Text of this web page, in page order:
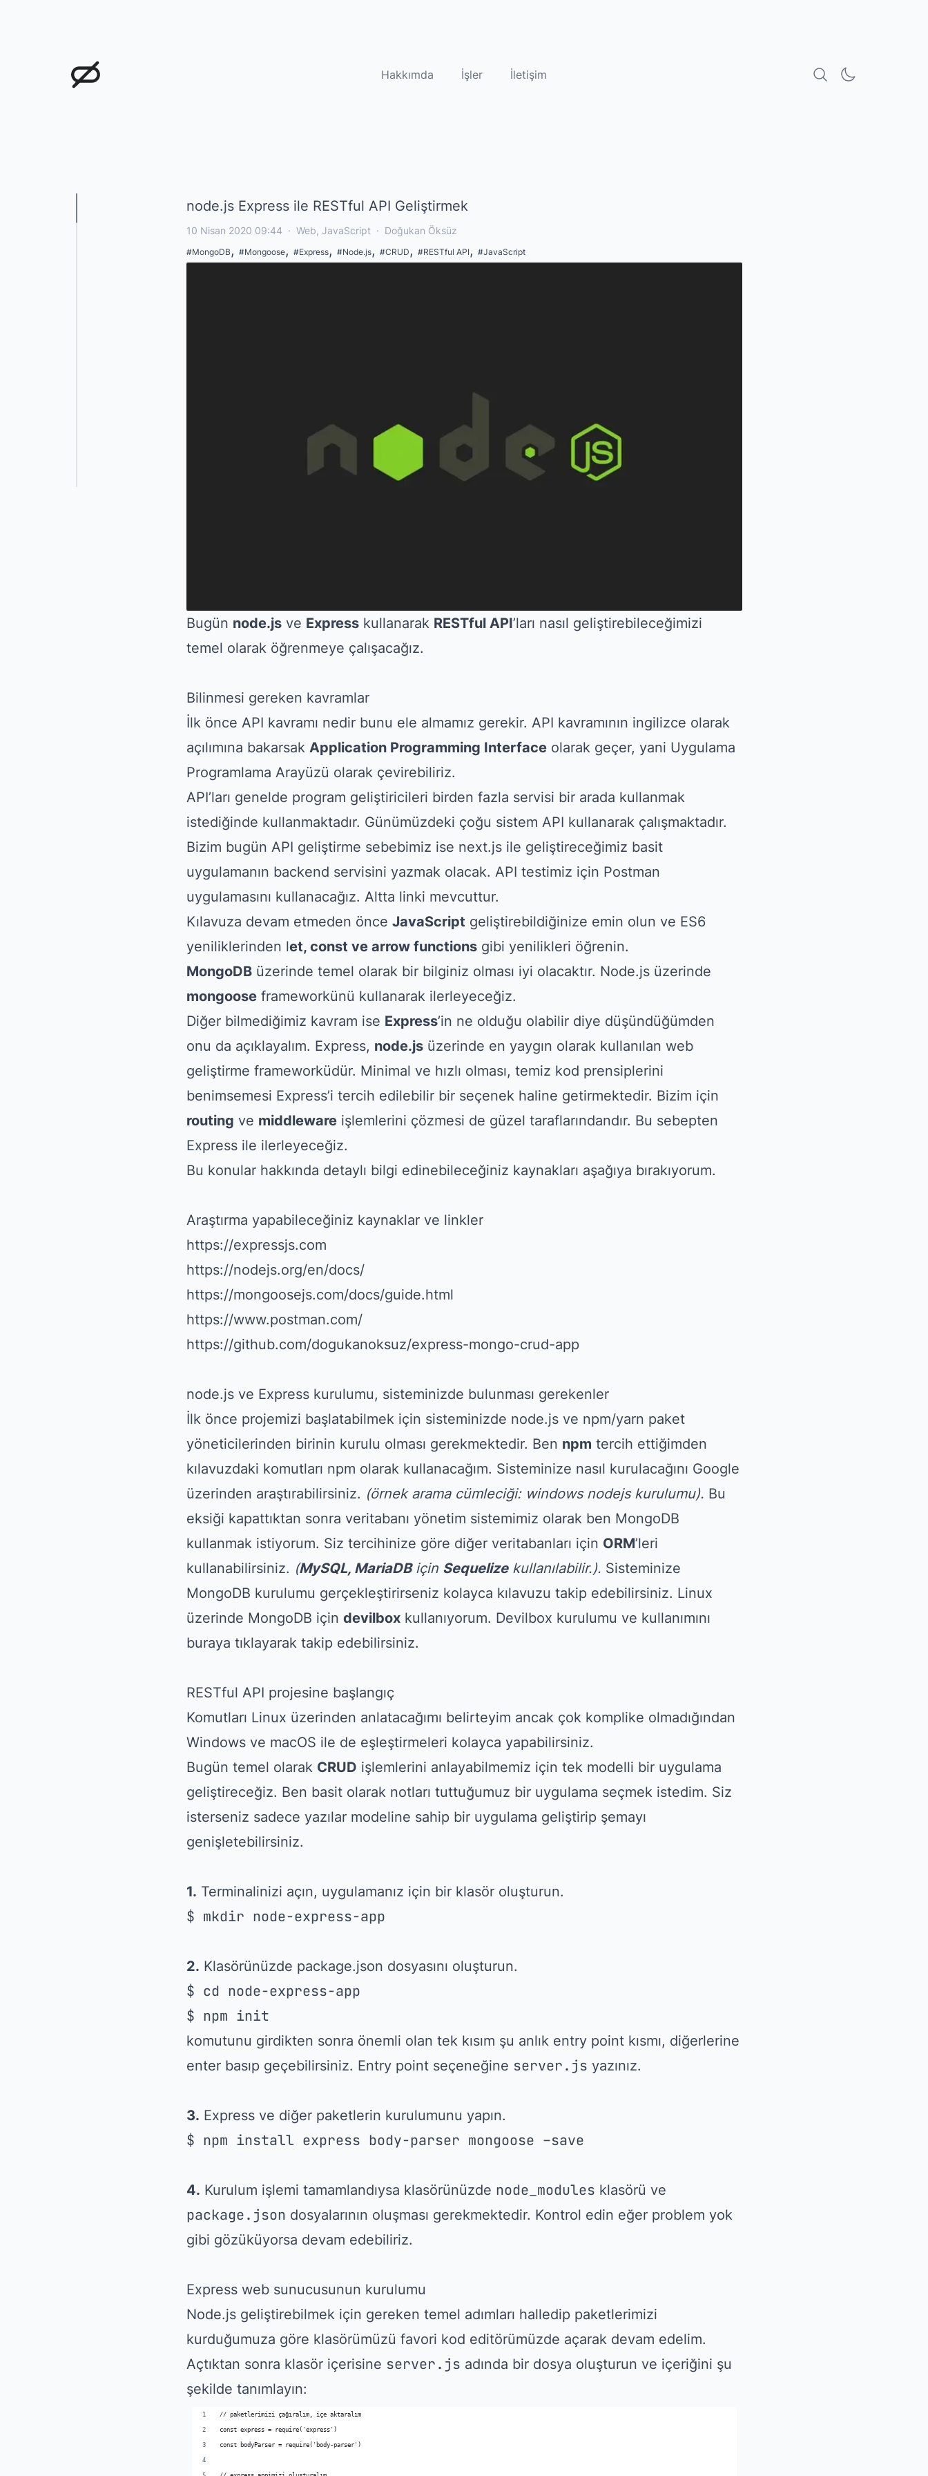
Doğukan Öksüz
Hakkımda
İşler İletişim
node.js Express ile RESTful API Geliştirmek
10 Nisan 2020 09:44 · Web, JavaScript · Doğukan Öksüz
#MongoDB , #Mongoose, #Express, #Node.js, #CRUD , #RESTful API , #JavaScript
Bugün node.jsve Expresskullanarak RESTful API’ları nasıl geliştirebileceğimizi
temel olarak öğrenmeye çalışacağız.
Bilinmesi gereken kavramlar
İlk önce API kavramı nedir bunu ele almamız gerekir. API kavramının ingilizce olarak
açılımına bakarsak Application Programming Interfaceolarak geçer, yani Uygulama
Programlama Arayüzü olarak çevirebiliriz.
API’ları genelde program geliştiricileri birden fazla servisi bir arada kullanmak
istediğinde kullanmaktadır. Günümüzdeki çoğu sistem API kullanarak çalışmaktadır.
Bizim bugün API geliştirme sebebimiz ise next.js ile geliştireceğimiz basit
uygulamanın backend servisini yazmak olacak. API testimiz için Postman
uygulamasını kullanacağız. Altta linki mevcuttur.
Kılavuza devam etmeden önce JavaScript geliştirebildiğinize emin olun ve ES6
yeniliklerinden let, const ve arrow functionsgibi yenilikleri öğrenin.
MongoDBüzerinde temel olarak bir bilginiz olması iyi olacaktır. Node.js üzerinde
mongooseframeworkünü kullanarak ilerleyeceğiz.
Diğer bilmediğimiz kavram ise Express’in ne olduğu olabilir diye düşündüğümden
onu da açıklayalım. Express, node.jsüzerinde en yaygın olarak kullanılan web
geliştirme frameworküdür. Minimal ve hızlı olması, temiz kod prensiplerini
benimsemesi Express’i tercih edilebilir bir seçenek haline getirmektedir. Bizim için
routing ve middlewareişlemlerini çözmesi de güzel taraflarındandır. Bu sebepten
Express ile ilerleyeceğiz.
Bu konular hakkında detaylı bilgi edinebileceğiniz kaynakları aşağıya bırakıyorum.
Araştırma yapabileceğiniz kaynaklar ve linkler
https://expressjs.com
https://nodejs.org/en/docs/
https://mongoosejs.com/docs/guide.html
https://www.postman.com/
https://github.com/dogukanoksuz/express-mongo-crud-app
node.js ve Express kurulumu, sisteminizde bulunması gerekenler
İlk önce projemizi başlatabilmek için sisteminizde node.js ve npm/yarn paket
yöneticilerinden birinin kurulu olması gerekmektedir. Ben npm tercih ettiğimden
kılavuzdaki komutları npm olarak kullanacağım. Sisteminize nasıl kurulacağını Google
üzerinden araştırabilirsiniz. (örnek arama cümleciği: windows nodejs kurulumu). Bu
eksiği kapattıktan sonra veritabanı yönetim sistemimiz olarak ben MongoDB
kullanmak istiyorum. Siz tercihinize göre diğer veritabanları için ORM’leri
kullanabilirsiniz. (MySQL, MariaDBiçin Sequelizekullanılabilir.). Sisteminize
MongoDB kurulumu gerçekleştirirseniz kolayca kılavuzu takip edebilirsiniz. Linux
üzerinde MongoDB için devilboxkullanıyorum. Devilbox kurulumu ve kullanımını
buraya tıklayarak takip edebilirsiniz.
RESTful API projesine başlangıç
Komutları Linux üzerinden anlatacağımı belirteyim ancak çok komplike olmadığından
Windows ve macOS ile de eşleştirmeleri kolayca yapabilirsiniz.
Bugün temel olarak CRUD işlemlerini anlayabilmemiz için tek modelli bir uygulama
geliştireceğiz. Ben basit olarak notları tuttuğumuz bir uygulama seçmek istedim. Siz
isterseniz sadece yazılar modeline sahip bir uygulama geliştirip şemayı
genişletebilirsiniz.
1. Terminalinizi açın, uygulamanız için bir klasör oluşturun.
$ mkdir node-express-app
2. Klasörünüzde package.json dosyasını oluşturun.
$ cd node-express-app
$ npm init
komutunu girdikten sonra önemli olan tek kısım şu anlık entry point kısmı, diğerlerine
enter basıp geçebilirsiniz. Entry point seçeneğine server.js yazınız.
3. Express ve diğer paketlerin kurulumunu yapın.
$ npm install express body-parser mongoose –save
4. Kurulum işlemi tamamlandıysa klasörünüzde node_modules klasörü ve
package.json dosyalarının oluşması gerekmektedir. Kontrol edin eğer problem yok
gibi gözüküyorsa devam edebiliriz.
Express web sunucusunun kurulumu
Node.js geliştirebilmek için gereken temel adımları halledip paketlerimizi
kurduğumuza göre klasörümüzü favori kod editörümüzde açarak devam edelim.
Açtıktan sonra klasör içerisine server.js adında bir dosya oluşturun ve içeriğini şu
şekilde tanımlayın: